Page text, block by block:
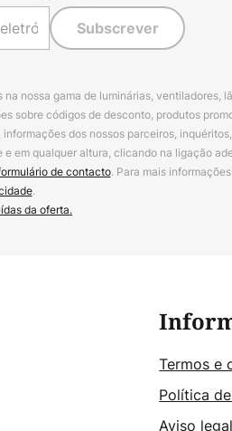
Subscrever
nossa gama de luminárias, ventiladores,
sobre códigos de desconto, produtos
dos nossos parceiros,
em qualquer altura, clicando na ligação
de contacto. Para mais
.
da oferta.
Termos e
Política
Aviso legal